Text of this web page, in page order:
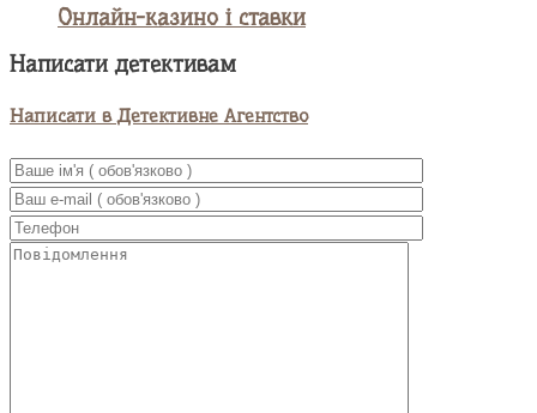
Онлайн-казино і ставки
Написати детективам
Написати в Детективне Агентство